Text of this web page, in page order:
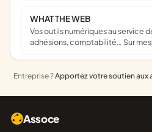
WHAT THE WEB
Vos outils numériques au service de votre mission : site web,
adhésions, comptabilité… Sur
Entreprise ?Apportez votre soutien aux
Assoce